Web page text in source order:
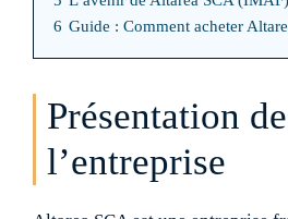
6 Guide : Comment acheter
Présentation de
l’entreprise